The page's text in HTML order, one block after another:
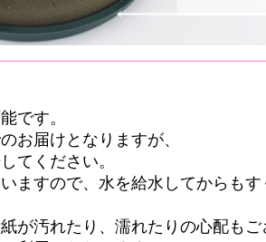
です。
お届けとなりますが、
てください。
ますので、水を給水してからも
が汚れたり、濡れたりの心配もご